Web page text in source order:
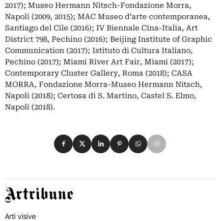
2017); Museo Hermann Nitsch-Fondazione Morra,
Napoli (2009, 2015); MAC Museo d’arte contemporanea,
Santiago del Cile (2016); IV Biennale Cina-Italia, Art
District 798, Pechino (2016); Beijing Institute of Graphic
Communication (2017); Istituto di Cultura Italiano,
Pechino (2017); Miami River Art Fair, Miami (2017);
Contemporary Cluster Gallery, Roma (2018); CASA
MORRA, Fondazione Morra-Museo Hermann Nitsch,
Napoli (2018); Certosa di S. Martino, Castel S. Elmo,
Napoli (2018).
Condividi su Facebook
Condividi su X
Condividi su LinkedIn
Condividi su Pinterest
Condividi su WhatsApp
Condividi su Email
Artribune
Arti visive